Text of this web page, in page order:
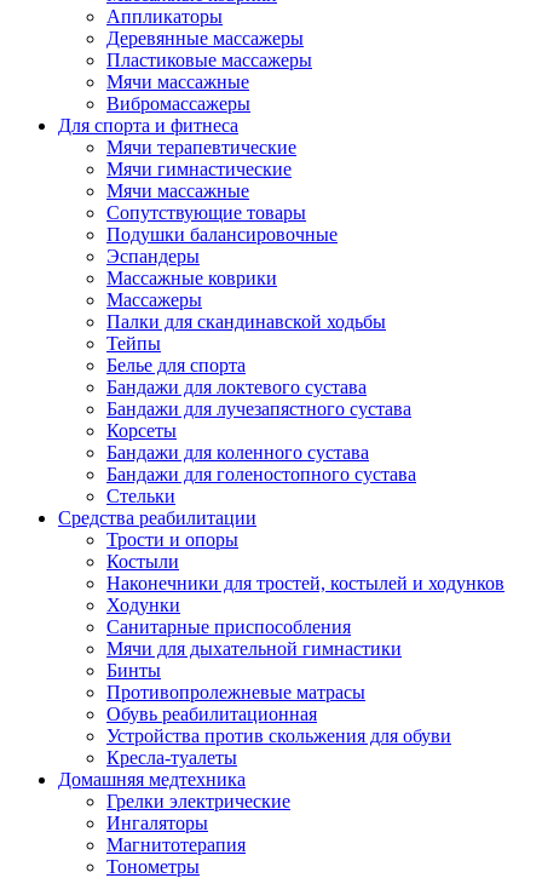
Аппликаторы
Деревянные массажеры
Пластиковые массажеры
Мячи массажные
Вибромассажеры
Для спорта и фитнеса
Мячи терапевтические
Мячи гимнастические
Мячи массажные
Сопутствующие товары
Подушки балансировочные
Эспандеры
Массажные коврики
Массажеры
Палки для скандинавской ходьбы
Тейпы
Белье для спорта
Бандажи для локтевого сустава
Бандажи для лучезапястного сустава
Корсеты
Бандажи для коленного сустава
Бандажи для голеностопного сустава
Стельки
Средства реабилитации
Трости и опоры
Костыли
Наконечники для тростей, костылей и ходунков
Ходунки
Санитарные приспособления
Мячи для дыхательной гимнастики
Бинты
Противопролежневые матрасы
Обувь реабилитационная
Устройства против скольжения для обуви
Кресла-туалеты
Домашняя медтехника
Грелки электрические
Ингаляторы
Магнитотерапия
Тонометры